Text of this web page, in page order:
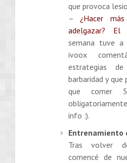
que provoca
– ¿Hacer
adelgazar? El
semana tuve a
ivoox
estrategias
barbaridad y que
que comer
info :).
Entrenamiento
Tras volver
comencé de